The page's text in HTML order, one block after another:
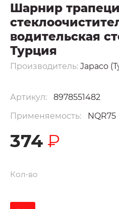
Шарнир
водительская
Турция
Производитель: Japaco
Артикул:
8978551482
Применяемость:
NQR75
374 ₽
Кол-во